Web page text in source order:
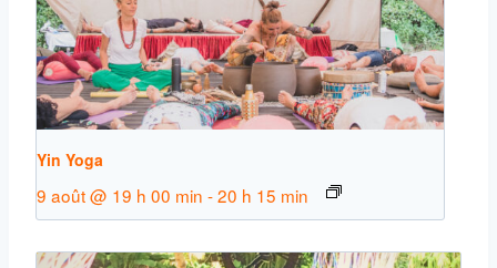
Yin Yoga
9 août @ 19 h 00 min -20 h 15 min